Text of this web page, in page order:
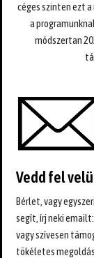
céges szinten ezt a
a
módszertan
Vedd fel
Bérlet, vagy
segít, írj neki emailt:
vagy szívesen
tökéletes